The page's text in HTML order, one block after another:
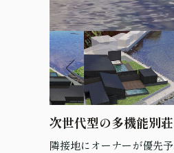
次世代型の多機能別荘
隣接地にオーナーが優先